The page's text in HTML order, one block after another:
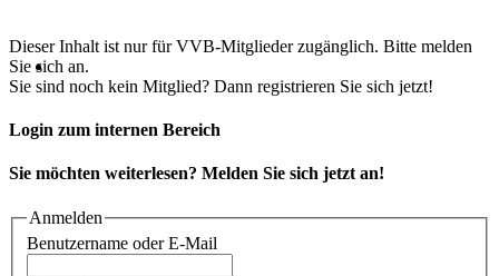
Dieser Inhalt ist nur für VVB-Mitglieder zugänglich. Bitte melden
Sie sich an.
Sie sind noch kein Mitglied? Dann registrieren Sie sich jetzt!
Login zum internen Bereich
Sie möchten weiterlesen? Melden Sie sich jetzt an!
Anmelden
Benutzername oder E-Mail